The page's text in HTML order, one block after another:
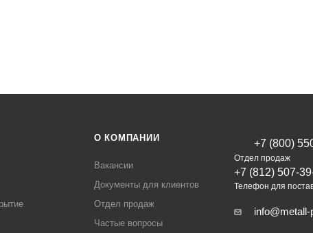
О КОМПАНИИ
Вакансии
Документы для клиентов
Отдел продаж
Частые вопросы
+7 (800)
Отдел продаж
+7 (812) 507-
Телефон для